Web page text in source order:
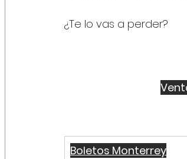
¿Te lo vas a perder?
Boletos Monterrey